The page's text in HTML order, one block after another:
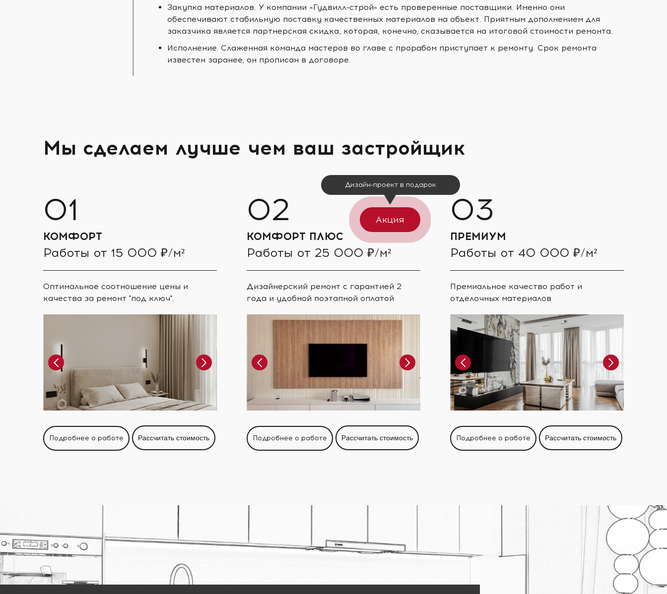
Закупка материалов. У компании «Гудвилл-строй» есть проверенные поставщики. Именно они
обеспечивают стабильную поставку качественных материалов на объект. Приятным дополнением для
заказчика является партнерская скидка, которая, конечно, сказывается на итоговой стоимости ремонта.
Исполнение. Слаженная команда мастеров во главе с прорабом приступает к ремонту. Срок ремонта
известен заранее, он прописан в договоре.
Мы сделаем лучше чем ваш застройщик
КОМФОРТ
Работы от 15 000 ₽/м²
Оптимальное соотношение цены и
качества за ремонт "под ключ".
Подробнее о работе Рассчитать стоимость
КОМФОРТ ПЛЮС
Работы от 25 000 ₽/м²
Дизайнерский ремонт с гарантией 2
года и удобной поэтапной оплатой
Подробнее о работе Рассчитать стоимость
Акция
Дизайн-проект в подарок
ПРЕМИУМ
Работы от 40 000 ₽/м²
Премиальное качество работ и
отделочных материалов
Подробнее о работе Рассчитать стоимость